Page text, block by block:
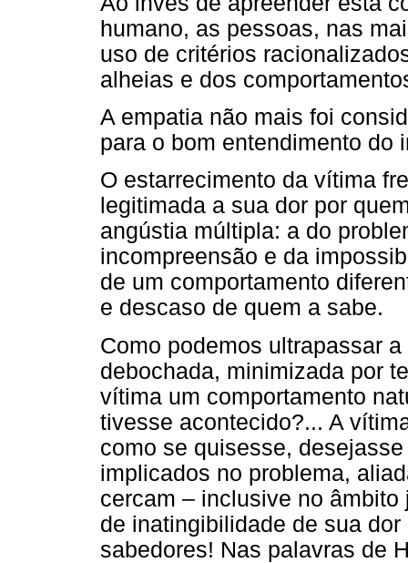
humano, as pessoas, nas
uso de critérios
alheias e dos
A empatia não mais foi
para o bom entendimento do
O estarrecimento da vítima
legitimada a sua dor por
angústia múltipla: a do
incompreensão e da
de um comportamento
e descaso de quem a sabe.
Como podemos ultrapassar
debochada, minimizada por
vítima um comportamento
tivesse acontecido?... A
como se quisesse,
implicados no problema,
cercam – inclusive no
de inatingibilidade de sua
sabedores! Nas palavras de